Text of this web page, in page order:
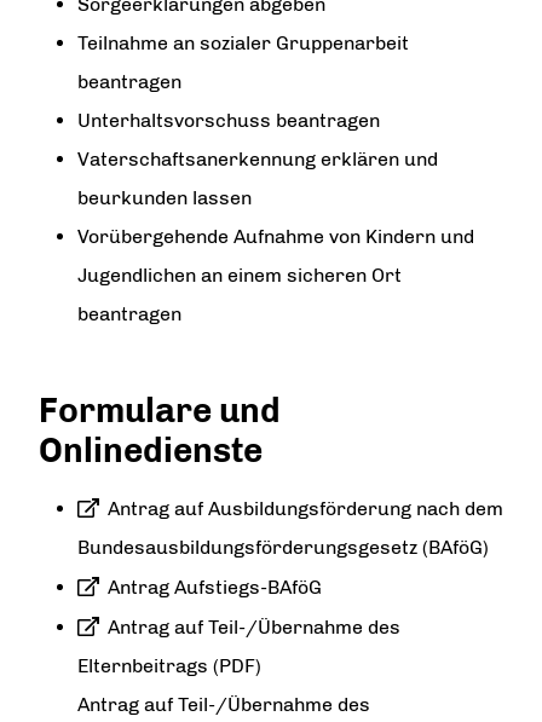
Teilnahme an sozialer Gruppenarbeit
beantragen
Unterhaltsvorschuss beantragen
Vaterschaftsanerkennung erklären und
beurkunden lassen
Vorübergehende Aufnahme von Kindern und
Jugendlichen an einem sicheren Ort
beantragen
Formulare und
Onlinedienste
Antrag auf Ausbildungsförderung nach dem
Bundesausbildungsförderungsgesetz (BAföG)
Antrag Aufstiegs-BAföG
Antrag auf Teil-/Übernahme des
Elternbeitrags (PDF)
Antrag auf Teil-/Übernahme des